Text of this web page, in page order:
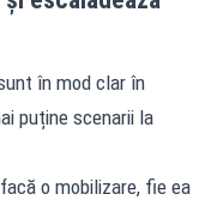
în mod clar în
puține scenarii la
o mobilizare, fie ea